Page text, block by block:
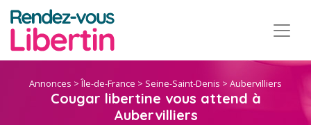
Annonces >Île-de-France > Seine-Saint-Denis > Aubervilliers
Cougar libertine vous attend à
Aubervilliers